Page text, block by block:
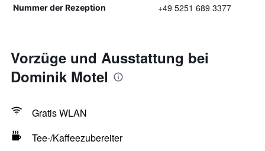
Nummer der Rezeption +49 5251 689 3377
Vorzüge und Ausstattung bei
Dominik Motel
Gratis WLAN
Tee-/Kaffeezubereiter